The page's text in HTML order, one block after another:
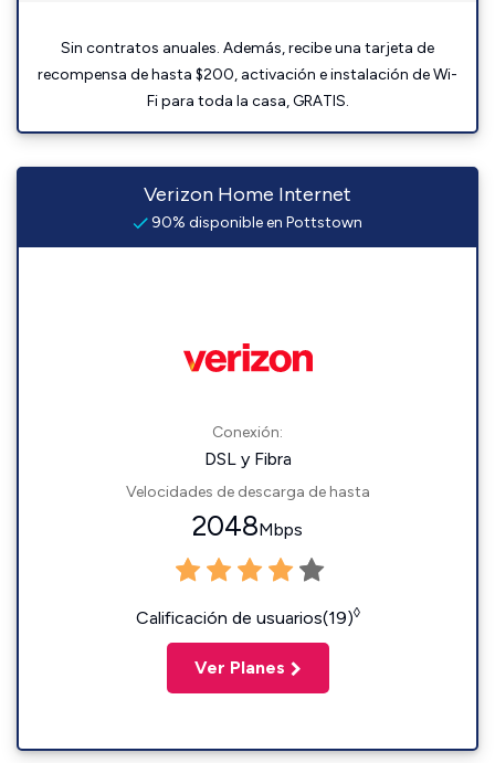
Sin contratos anuales. Además, recibe una tarjeta de
recompensa de hasta $200, activación e instalación de Wi-
Fi para toda la casa, GRATIS.
Verizon Home Internet
90% disponible en Pottstown
Conexión:
DSL y Fibra
Velocidades de descarga de hasta
2048Mbps
Calificación de usuarios(19)◊
Ver Planes